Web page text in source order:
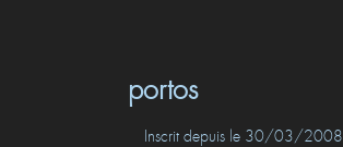
portos
Inscrit depuis le 30/03/2008